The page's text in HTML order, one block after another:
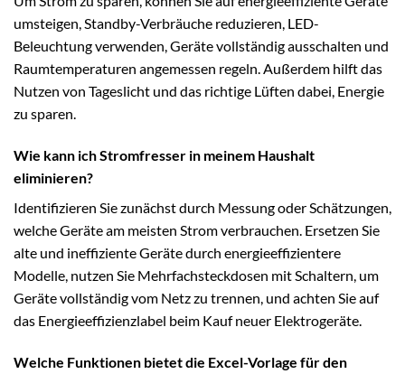
umsteigen, Standby-Verbräuche reduzieren, LED-
Beleuchtung verwenden, Geräte vollständig ausschalten und
Raumtemperaturen angemessen regeln. Außerdem hilft das
Nutzen von Tageslicht und das richtige Lüften dabei, Energie
zu sparen.
Wie kann ich Stromfresser in meinem Haushalt
eliminieren?
Identifizieren Sie zunächst durch Messung oder Schätzungen,
welche Geräte am meisten Strom verbrauchen. Ersetzen Sie
alte und ineffiziente Geräte durch energieeffizientere
Modelle, nutzen Sie Mehrfachsteckdosen mit Schaltern, um
Geräte vollständig vom Netz zu trennen, und achten Sie auf
das Energieeffizienzlabel beim Kauf neuer Elektrogeräte.
Welche Funktionen bietet die Excel-Vorlage für den